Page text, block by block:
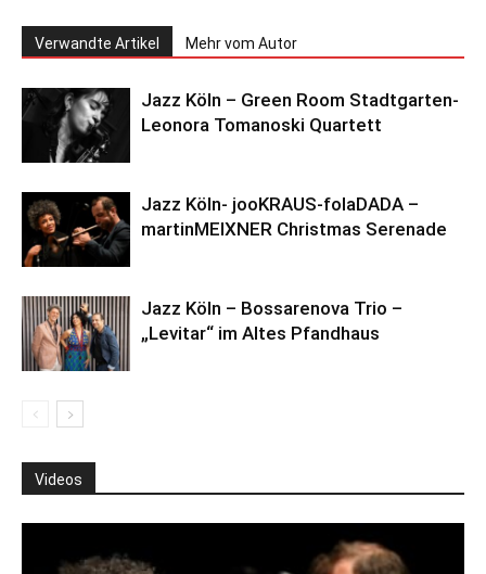
Verwandte Artikel Mehr vom Autor
Jazz Köln – Green Room Stadtgarten-
Leonora Tomanoski Quartett
Jazz Köln- jooKRAUS-folaDADA –
martinMEIXNER Christmas Serenade
Jazz Köln – Bossarenova Trio –
„Levitar“ im Altes Pfandhaus
Videos